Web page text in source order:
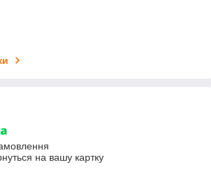
на вашу картку